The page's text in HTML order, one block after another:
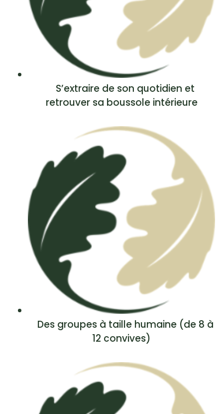
S’extraire de son quotidien et
retrouver sa boussole intérieure
Des groupes à taille humaine (de 8 à
12 convives)